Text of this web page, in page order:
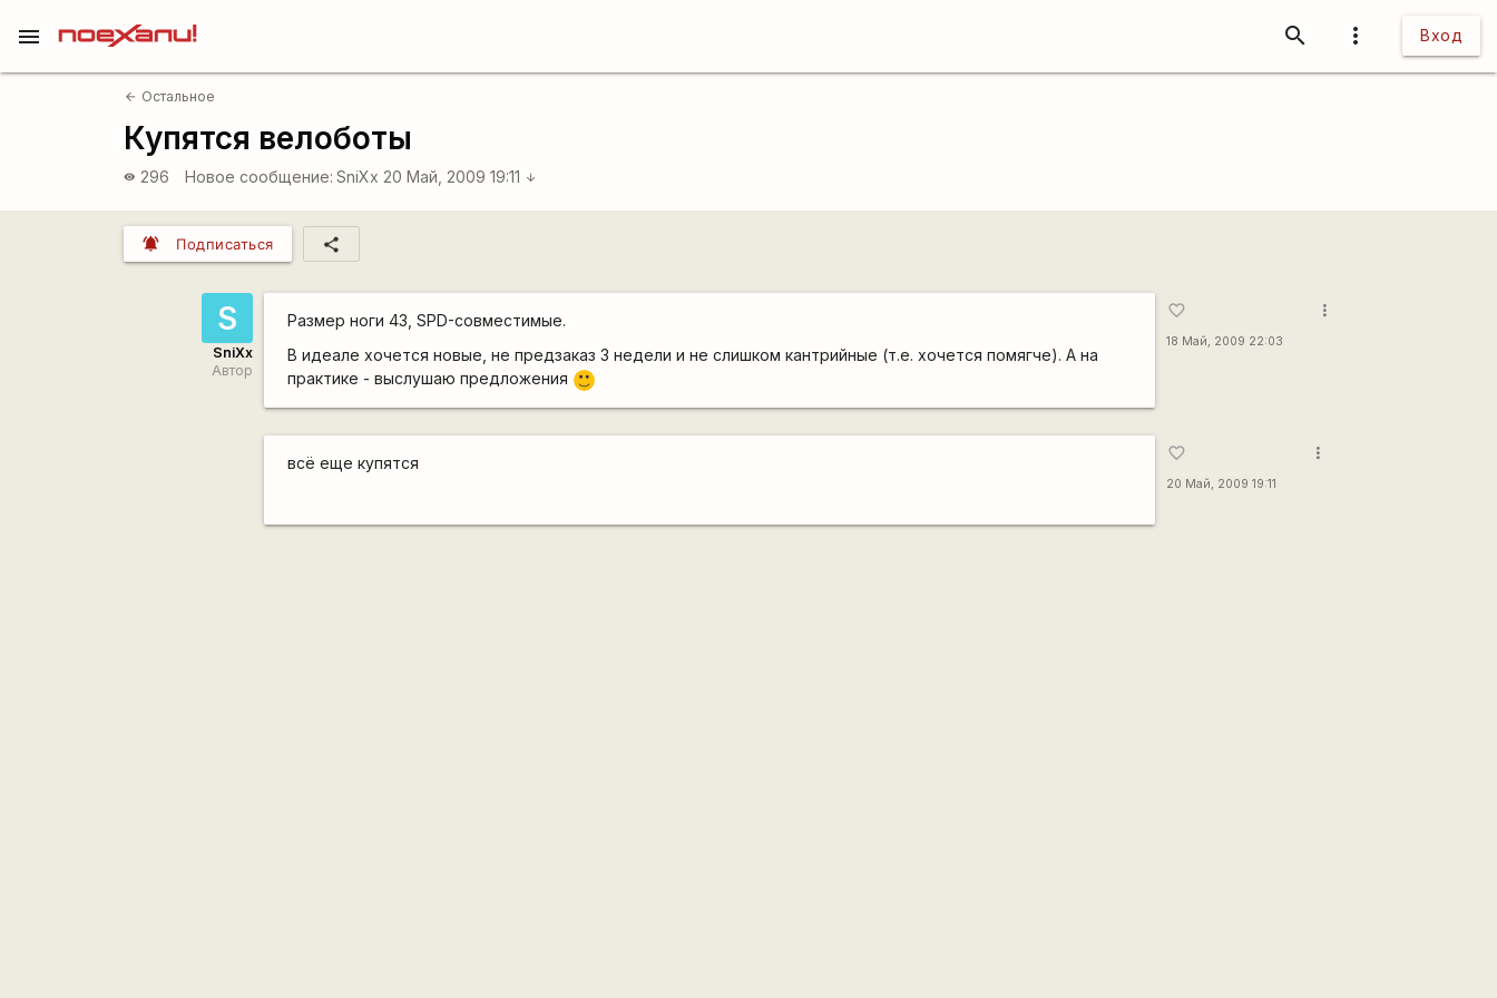
more_vert Вход
search
menu
arrow_back Остальное
Купятся велоботы
visibility 296 Новое сообщение: SniXx 20 Май, 2009 19:11 arrow_downward
notifications_active Подписаться share
S
SniXx
Автор
Размер ноги 43, SPD-совместимые.
В идеале хочется новые, не предзаказ 3 недели и не слишком кантрийные (т.е. хочется помягче). А на
практике - выслушаю предложения
:)
favorite_border
18 Май, 2009 22:03
more_vert
всё еще купятся
favorite_border
20 Май, 2009 19:11
more_vert